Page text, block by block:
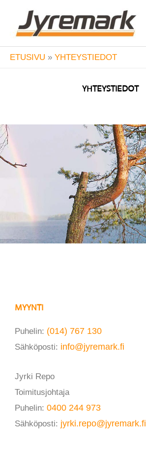
sisältöön
ETUSIVU YHTEYSTIEDOT
YHTEYSTIEDOT
MYYNTI
Puhelin: (014) 767 130
Sähköposti: info@jyremark.fi
Jyrki Repo
Toimitusjohtaja
Puhelin: 0400 244 973
Sähköposti: jyrki.repo@jyremark.fi